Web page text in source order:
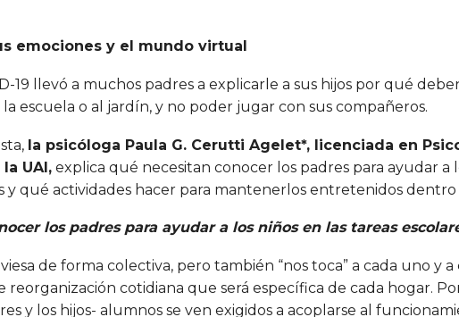
emociones y el mundo virtual
19 llevó a muchos padres a explicarle a sus hijos por qué
escuela o al jardín, y no poder jugar con sus compañeros.
la psicóloga Paula G. Cerutti Agelet*, licenciada en
UAI, explica qué necesitan conocer los padres para ayudar a
y qué actividades hacer para mantenerlos entretenidos dentro
los padres para ayudar a los niños en las tareas
de forma colectiva, pero también “nos toca” a cada uno y
reorganización cotidiana que será específica de cada hogar.
y los hijos- alumnos se ven exigidos a acoplarse al